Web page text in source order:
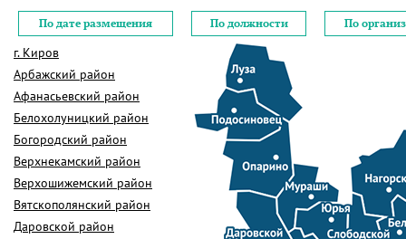
По дате размещения По должности По
г. Киров
Арбажский район
Афанасьевский район
Белохолуницкий район
Богородский район
Верхнекамский район
Верхошижемский район
Вятскополянский район
Даровской район